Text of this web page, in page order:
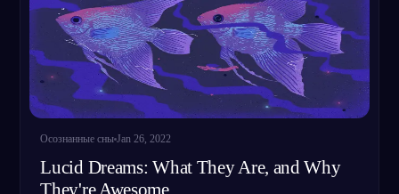
Осознанные сны Jan 26, 2022
Lucid Dreams: What They Are, and Why
They're Awesome